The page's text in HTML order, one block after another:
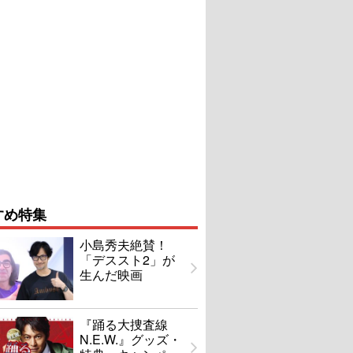
特集
小島秀夫絶賛！
「デススト2」が
生んだ映画
『踊る大捜査線
N.E.W.』グッズ・